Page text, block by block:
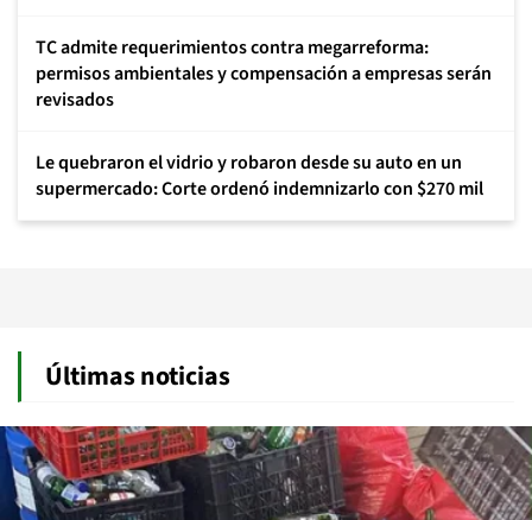
TC admite requerimientos contra megarreforma:
permisos ambientales y compensación a empresas serán
revisados
Le quebraron el vidrio y robaron desde su auto en un
supermercado: Corte ordenó indemnizarlo con $270 mil
Últimas noticias